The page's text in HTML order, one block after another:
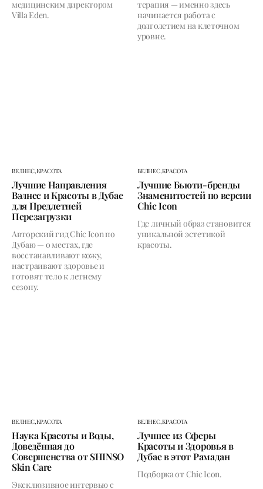
медицинским директором
Villa Eden.
терапия — именно здесь
начинается работа с
долголетием на клеточном
уровне.
ВЕЛНЕС,КРАСОТА
Лучшие Направления
Вэлнес и Красоты в Дубае
для Предлетней
Перезагрузки
Авторский гид Chic Icon по
Дубаю — о местах, где
восстанавливают кожу,
настраивают здоровье и
готовят тело к летнему
сезону.
ВЕЛНЕС,КРАСОТА
Лучшие Бьюти-бренды
Знаменитостей по версии
Chic Icon
Где личный образ становится
уникальной эстетикой
красоты.
ВЕЛНЕС,КРАСОТА
Наука Красоты и Воды,
Доведённая до
Совершенства от SHINSO
Skin Care
Эксклюзивное интервью с
ВЕЛНЕС,КРАСОТА
Лучшее из Сферы
Красоты и Здоровья в
Дубае в этот Рамадан
Подборка от Chic Icon.